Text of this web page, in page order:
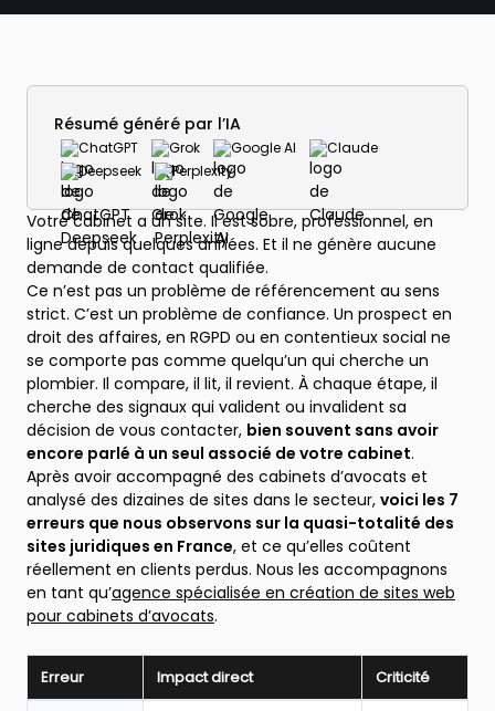
Résumé généré par l’IA
ChatGPT Grok Google AI
Claude
Deepseek
Perplexity
Votre cabinet a un site. Il est sobre, professionnel, en
ligne depuis quelques années. Et il ne génère aucune
demande de contact qualifiée.
Ce n’est pas un problème de référencement au sens
strict. C’est un problème de confiance. Un prospect en
droit des affaires, en RGPD ou en contentieux social ne
se comporte pas comme quelqu’un qui cherche un
plombier. Il compare, il lit, il revient. À chaque étape, il
cherche des signaux qui valident ou invalident sa
décision de vous contacter, bien souvent sans avoir
encore parlé à un seul associé de votre cabinet.
Après avoir accompagné des cabinets d’avocats et
analysé des dizaines de sites dans le secteur, voici les 7
erreurs que nous observons sur la quasi-totalité des
sites juridiques en France, et ce qu’elles coûtent
réellement en clients perdus. Nous les accompagnons
en tant qu’agence spécialisée en création de sites web
pour cabinets d’avocats.
Erreur Impact direct Criticité